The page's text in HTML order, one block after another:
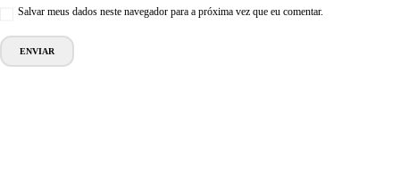
Salvar meus dados neste navegador para a próxima vez que eu comentar.